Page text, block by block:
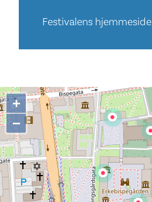
Festivalens hjemmeside
+
−